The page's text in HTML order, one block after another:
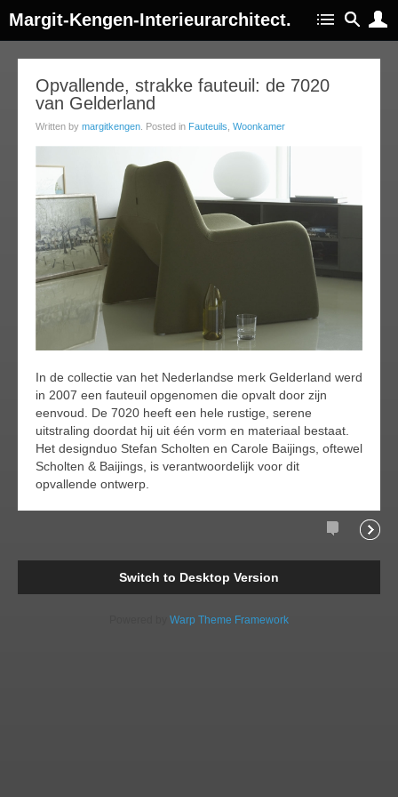
Margit-Kengen-Interieurarchitect.
Opvallende, strakke fauteuil: de 7020
van Gelderland
Written by margitkengen . Posted in Fauteuils Woonkamer
In de collectie van het Nederlandse merk Gelderland werd
in 2007 een fauteuil opgenomen die opvalt door zijn
eenvoud. De 7020 heeft een hele rustige, serene
uitstraling doordat hij uit één vorm en materiaal bestaat.
Het designduo Stefan Scholten en Carole Baijings, oftewel
Scholten & Baijings, is verantwoordelijk voor dit
opvallende ontwerp.
Comments
Switch to Desktop Version
Warp Theme Framework